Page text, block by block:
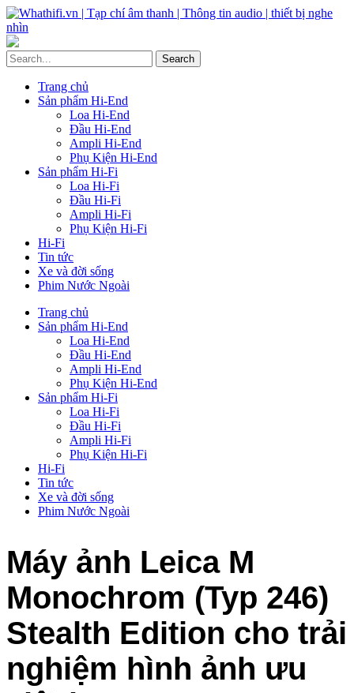
Trang chủ
Sản phẩm Hi-End
Loa Hi-End
Đầu Hi-End
Ampli Hi-End
Phụ Kiện Hi-End
Sản phẩm Hi-Fi
Loa Hi-Fi
Đầu Hi-Fi
Ampli Hi-Fi
Phụ Kiện Hi-Fi
Hi-Fi
Tin tức
Xe và đời sống
Phim Nước Ngoài
Trang chủ
Sản phẩm Hi-End
Loa Hi-End
Đầu Hi-End
Ampli Hi-End
Phụ Kiện Hi-End
Sản phẩm Hi-Fi
Loa Hi-Fi
Đầu Hi-Fi
Ampli Hi-Fi
Phụ Kiện Hi-Fi
Hi-Fi
Tin tức
Xe và đời sống
Phim Nước Ngoài
Máy ảnh Leica M
Monochrom (Typ 246)
Stealth Edition cho trải
nghiệm hình ảnh ưu